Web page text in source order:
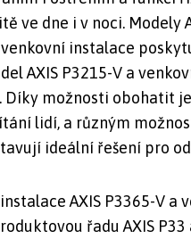
ve dne i v noci. Modely
venkovní instalace
AXIS P3215-V a
Díky možnosti obohatit
lidí, a různým
ideální řešení pro
AXIS P3365-V a
řadu AXIS